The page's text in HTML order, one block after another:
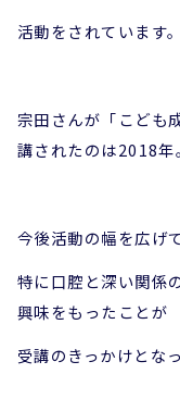
活動をされています。
宗田さんが「こども
講されたのは2018年。
今後活動の幅を広げ
特に口腔と深い関係
興味をもったことが
受講のきっかけとな